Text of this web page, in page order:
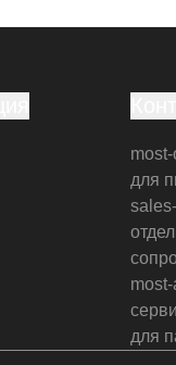
для
для